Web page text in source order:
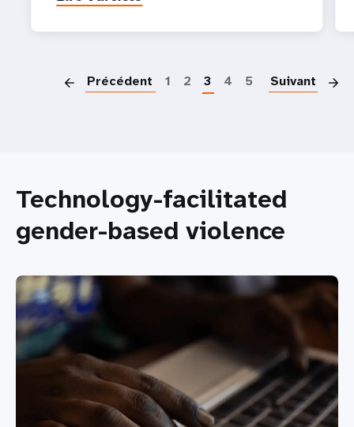
Précédent 1 2 3 4 5 Suivant
Technology-facilitated
gender-based violence